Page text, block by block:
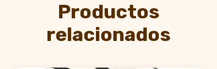
Productos
relacionados